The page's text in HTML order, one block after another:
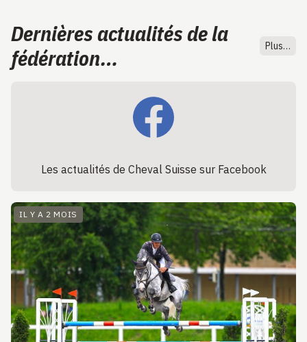
Dernières actualités de la
fédération…
Plus…
Les actualités de Cheval Suisse sur Facebook
IL Y A 2 MOIS